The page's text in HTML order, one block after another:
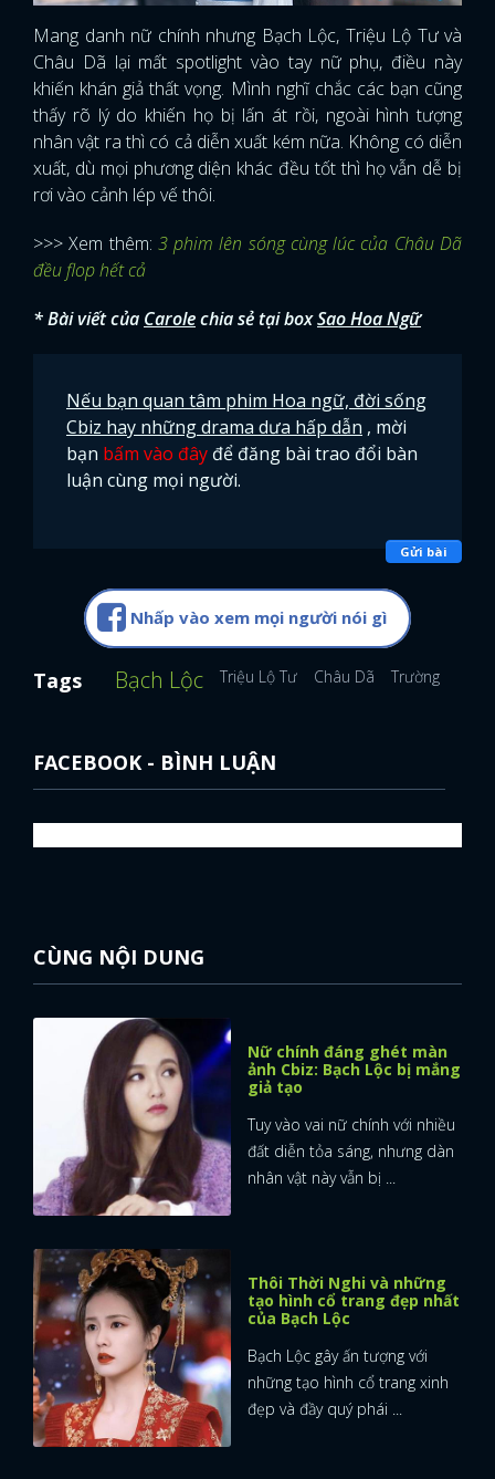
FACEBOOK GOOGLE
Mang danh nữ chính nhưng Bạch Lộc, Triệu Lộ Tư và
Châu Dã lại mất spotlight vào tay nữ phụ, điều này
khiến khán giả thất vọng. Mình nghĩ chắc các bạn cũng
thấy rõ lý do khiến họ bị lấn át rồi, ngoài hình tượng
nhân vật ra thì có cả diễn xuất kém nữa. Không có diễn
xuất, dù mọi phương diện khác đều tốt thì họ vẫn dễ bị
rơi vào cảnh lép vế thôi.
>>> Xem thêm: 3 phim lên sóng cùng lúc của Châu Dã
đều flop hết cả
* Bài viết của Carolechia sẻ tại boxSao Hoa Ngữ
Nếu bạn quan tâm phim Hoa ngữ, đời sống
Cbiz hay những drama dưa hấp dẫn , mời
bạn bấm vào đây để đăng bài trao đổi bàn
luận cùng mọi người.
Gửi bài
Nhấp vào xem mọi người nói gì
Tags Bạch Lộc Triệu Lộ Tư Châu Dã Trường
FACEBOOK - BÌNH LUẬN
CÙNG NỘI DUNG
Nữ chính đáng ghét màn
ảnh Cbiz: Bạch Lộc bị mắng
giả tạo
Tuy vào vai nữ chính với nhiều
đất diễn tỏa sáng, nhưng dàn
nhân vật này vẫn bị ...
Thôi Thời Nghi và những
tạo hình cổ trang đẹp nhất
của Bạch Lộc
Bạch Lộc gây ấn tượng với
những tạo hình cổ trang xinh
đẹp và đầy quý phái ...